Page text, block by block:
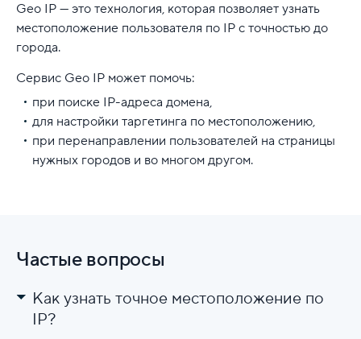
Geo IP — это технология, которая позволяет узнать
местоположение пользователя по IP с точностью до
города.
Сервис Geo IP может помочь:
при поиске IP-адреса домена,
для настройки таргетинга по местоположению,
при перенаправлении пользователей на страницы
нужных городов и во многом другом.
Частые вопросы
Как узнать точное местоположение по
IP?